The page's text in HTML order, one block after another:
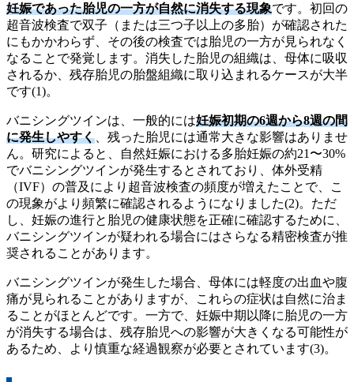
妊娠であった胎児の一方が自然に消失する現象です。初回の
超音波検査で双子（または三つ子以上の多胎）が確認された
にもかかわらず、その後の検査では胎児の一方が見られなく
なることで発覚します。消失した胎児の組織は、母体に吸収
されるか、残存胎児の胎盤組織に取り込まれるケースが大半
です(1)。
バニシングツインは、一般的には妊娠初期の6週から8週の間
に発生しやすく 、残った胎児には通常大きな影響はありませ
ん。研究によると、自然妊娠における多胎妊娠の約21〜30%
でバニシングツインが発生するとされており、体外受精
（IVF）の普及により超音波検査の頻度が増えたことで、こ
の現象がより頻繁に確認されるようになりました(2)。ただ
し、妊娠の進行と胎児の健康状態を正確に確認するために、
バニシングツインが疑われる場合にはさらなる精密検査が推
奨されることがあります。
バニシングツインが発生した場合、母体には軽度の出血や腹
痛が見られることがありますが、これらの症状は自然に治ま
ることがほとんどです。一方で、妊娠中期以降に胎児の一方
が消失する場合は、残存胎児への影響が大きくなる可能性が
あるため、より慎重な経過観察が必要とされています(3)。